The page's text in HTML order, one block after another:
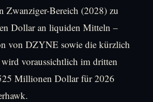
Zwanziger-Bereich (2028) zu
Dollar an liquiden Mitteln –
von DZYNE sowie die kürzlich
voraussichtlich im dritten
Millionen Dollar für 2026